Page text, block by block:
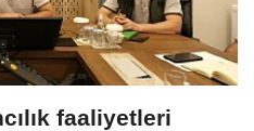
faaliyetleri